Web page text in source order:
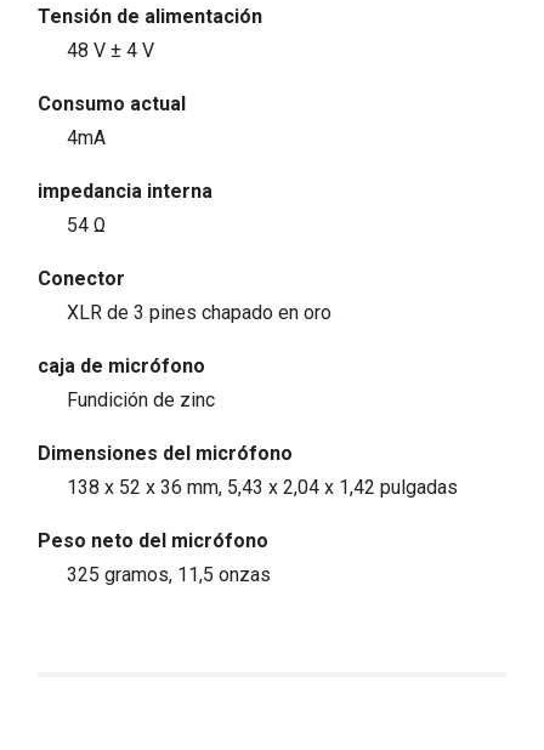
Tensión de alimentación
48 V ± 4 V
Consumo actual
4mA
impedancia interna
54 Ω
Conector
XLR de 3 pines chapado en oro
caja de micrófono
Fundición de zinc
Dimensiones del micrófono
138 x 52 x 36 mm, 5,43 x 2,04 x 1,42 pulgadas
Peso neto del micrófono
325 gramos, 11,5 onzas